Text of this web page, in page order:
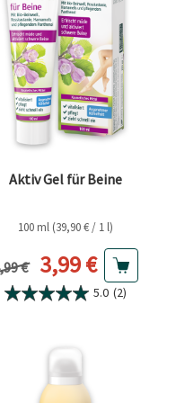
Aktiv Gel für Beine
100 ml (39,90 € / 1 l)
Preis
€ Aktueller Preis
3,99 €
5.0 (2)